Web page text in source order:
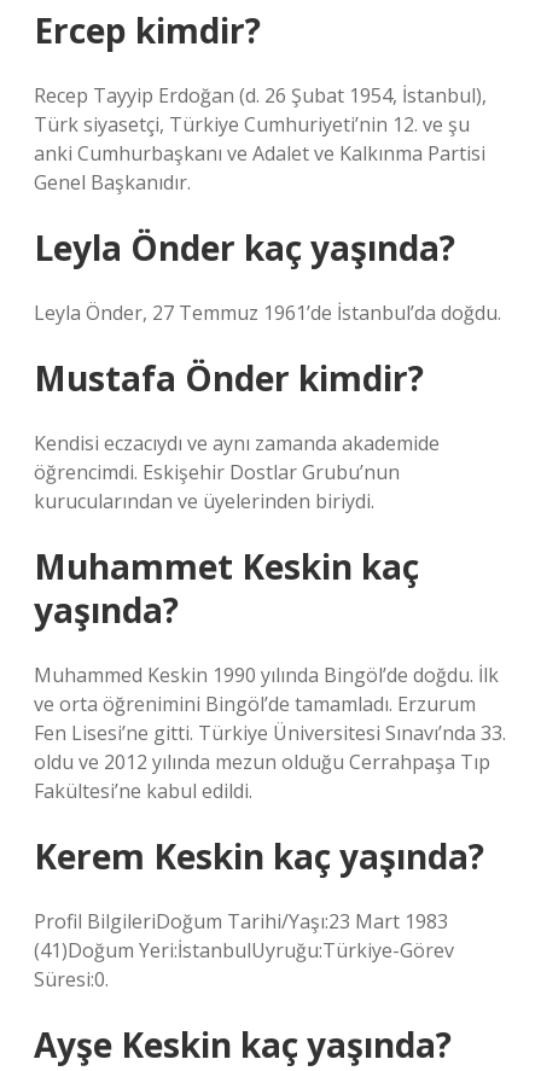
Ercep kimdir?
Recep Tayyip Erdoğan (d. 26 Şubat 1954, İstanbul),
Türk siyasetçi, Türkiye Cumhuriyeti’nin 12. ve şu
anki Cumhurbaşkanı ve Adalet ve Kalkınma Partisi
Genel Başkanıdır.
Leyla Önder kaç yaşında?
Leyla Önder, 27 Temmuz 1961’de İstanbul’da doğdu.
Mustafa Önder kimdir?
Kendisi eczacıydı ve aynı zamanda akademide
öğrencimdi. Eskişehir Dostlar Grubu’nun
kurucularından ve üyelerinden biriydi.
Muhammet Keskin kaç
yaşında?
Muhammed Keskin 1990 yılında Bingöl’de doğdu. İlk
ve orta öğrenimini Bingöl’de tamamladı. Erzurum
Fen Lisesi’ne gitti. Türkiye Üniversitesi Sınavı’nda 33.
oldu ve 2012 yılında mezun olduğu Cerrahpaşa Tıp
Fakültesi’ne kabul edildi.
Kerem Keskin kaç yaşında?
Profil BilgileriDoğum Tarihi/Yaşı:23 Mart 1983
(41)Doğum Yeri:İstanbulUyruğu:Türkiye-Görev
Süresi:0.
Ayşe Keskin kaç yaşında?